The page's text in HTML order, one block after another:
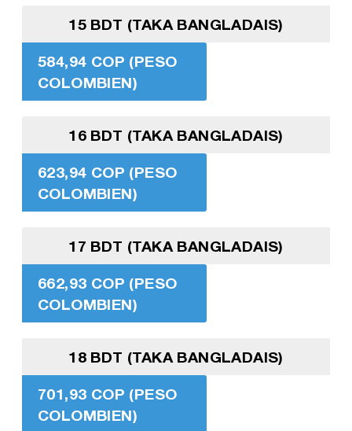
15 BDT (TAKA BANGLADAIS)
584,94 COP (PESO
COLOMBIEN)
16 BDT (TAKA BANGLADAIS)
623,94 COP (PESO
COLOMBIEN)
17 BDT (TAKA BANGLADAIS)
662,93 COP (PESO
COLOMBIEN)
18 BDT (TAKA BANGLADAIS)
701,93 COP (PESO
COLOMBIEN)